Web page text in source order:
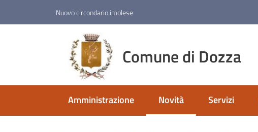
Nuovo circondario imolese
Comune di Dozza
Amministrazione Novità
Menu selezionato
Servizi